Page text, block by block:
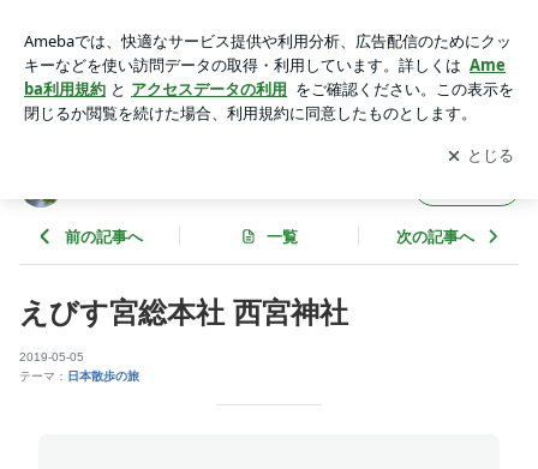
アプリをダウンロードして ブログの更新通知
を受け取りまし
ょう。
開く
前の記事へ 一覧 次の記事へ
えびす宮総本社 西宮神社
2019-05-05
テーマ： 日本散歩の旅